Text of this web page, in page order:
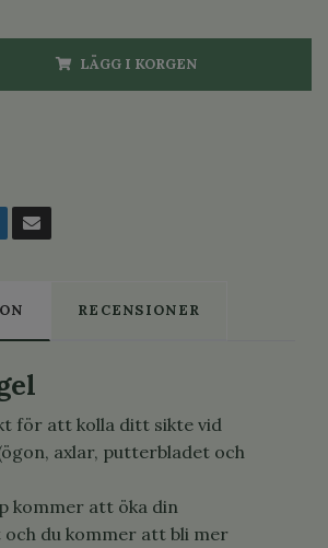
LÄGG I KORGEN
RECENSIONER
för att kolla ditt sikte vid
axlar, putterbladet och
kommer att öka din
du kommer att bli mer